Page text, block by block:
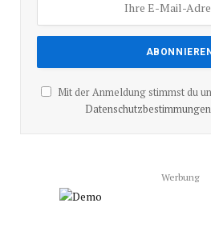
Mit der Anmeldung stimmst du
Datenschutzbestimmungen
Werbung